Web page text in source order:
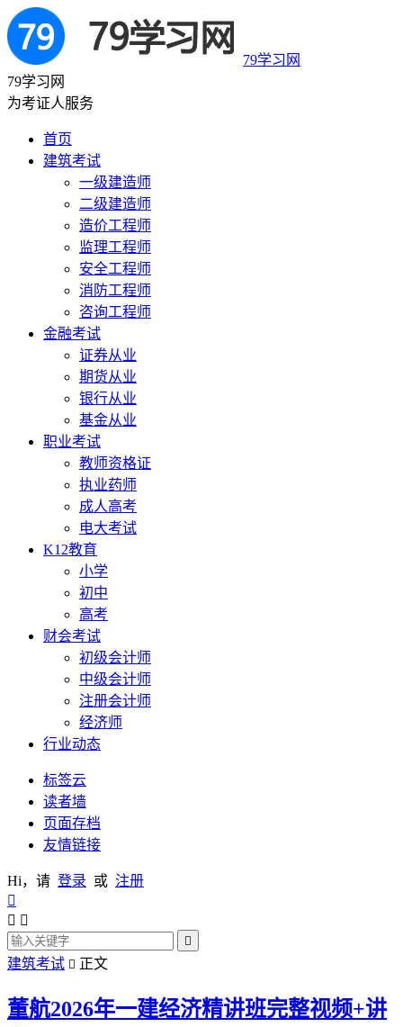
79学习网
79学习网
为考证人服务
首页
建筑考试
一级建造师
二级建造师
造价工程师
监理工程师
安全工程师
消防工程师
咨询工程师
金融考试
证券从业
期货从业
银行从业
基金从业
职业考试
教师资格证
执业药师
成人高考
电大考试
K12教育
小学
初中
高考
财会考试
初级会计师
中级会计师
注册会计师
经济师
行业动态
标签云
读者墙
页面存档
友情链接
Hi，请 登录 或 注册

 

建筑考试  正文
董航2026年一建经济精讲班完整视频+讲